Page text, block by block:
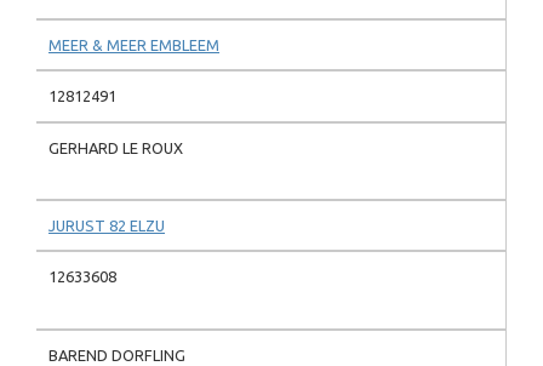
MEER & MEER EMBLEEM
12812491
GERHARD LE ROUX
JURUST 82 ELZU
12633608
BAREND DORFLING